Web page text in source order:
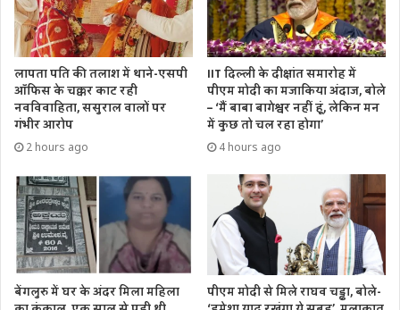
अंदाज है!
चारधाम यात्रा 40 लाख पार
इधर इस साल चारधाम यात्रा ने भी चालीस लाख का आँकड़ा पार कर
दिया है। मंगलवार शाम तक चारधाम पहुंचे तीर्थयात्रियों की संख्या
4049150 है। जबकि श्री बदरीनाथ तथा केदारनाथ धाम में मंगलवार
शाम तक पहुंचे संपूर्ण तीर्थ यात्रियों की संख्या 2968404 है। इसी प्रकार
श्री गंगोत्री यमुनोत्री पहुंचे तीर्थयात्रियों की संख्या 1080746 है।
Tags केदारनाथ धाम प्रधानमंत्री मोदी बर्फबारी रुद्रप्रयाग
लापता पति की तलाश में थाने-एसपी
ऑफिस के चक्कर काट रही
नवविवाहिता, ससुराल वालों पर
गंभीर आरोप
2 hours ago
IIT दिल्ली के दीक्षांत समारोह में
पीएम मोदी का मजाकिया अंदाज, बोले
– ‘मैं बाबा बागेश्वर नहीं हूं, लेकिन मन
में कुछ तो चल रहा होगा’
4 hours ago
बेंगलुरु में घर के अंदर मिला महिला पीएम मोदी से मिले राघव चड्ढा, बोले-